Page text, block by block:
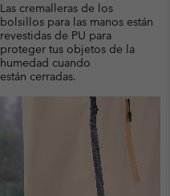
Las cremalleras de los
bolsillos para las manos están
revestidas de PU para
proteger tus objetos de la
humedad cuando
están cerradas.